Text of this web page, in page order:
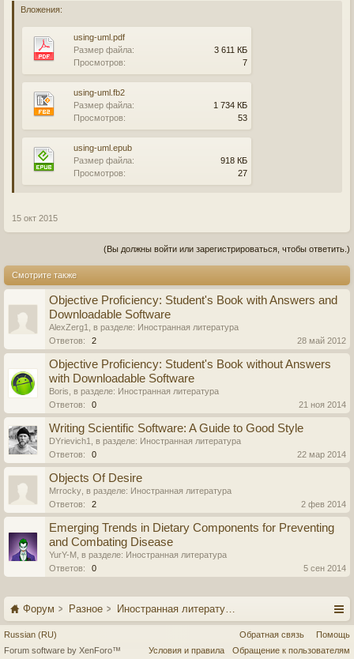
Вложения:
using-uml.pdf
Размер файла:
3 611 КБ
Просмотров:
7
using-uml.fb2
Размер файла:
1 734 КБ
Просмотров:
53
using-uml.epub
Размер файла:
918 КБ
Просмотров:
27
15 окт 2015
(Вы должны войти или зарегистрироваться, чтобы ответить.)
Смотрите также
Objective Proficiency: Student's Book with Answers and
Downloadable Software
AlexZerg1 , в разделе: Иностранная литература
Ответов:
2 28 май 2012
Objective Proficiency: Student's Book without Answers
with Downloadable Software
Boris , в разделе: Иностранная литература
Ответов:
0 21 ноя 2014
Writing Scientific Software: A Guide to Good Style
DYrievich1 , в разделе: Иностранная литература
Ответов:
0 22 мар 2014
Objects Of Desire
Mrrocky , в разделе: Иностранная литература
Ответов:
2 2 фев 2014
Emerging Trends in Dietary Components for Preventing
and Combating Disease
YurY-M , в разделе: Иностранная литература
Ответов:
0 5 сен 2014
Форум Разное Иностранная литература
Russian (RU) Обратная связь
Помощь
Условия и правила
Обращение к пользователям
Forum software by XenForo™